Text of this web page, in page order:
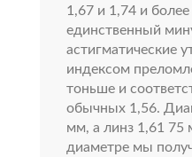
1,67 и 1,74 и
единственный
астигматические
индексом
тоньше и
обычных 1,56.
мм, а линз 1,61
диаметре мы